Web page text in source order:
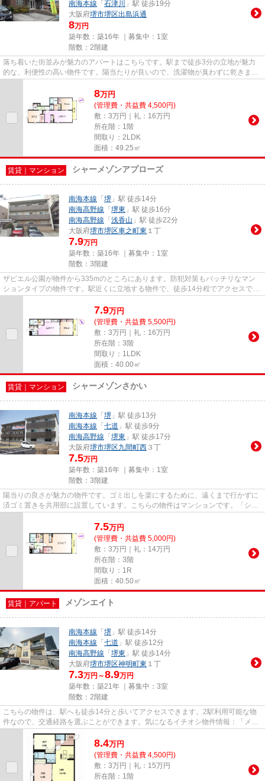
南海本線 「 石津川
」駅 徒歩19分
大阪府堺市堺区出島浜通
8万円
築年数：築16年 ｜募集中： 1室
階数：2階建
落ち着いた街並みが魅力のアパートはこちらです。駅まで徒歩3分の立地が魅力
的な、利便性の高い物件です。陽当たりが良いので、洗濯物が臭わずに乾きま
8万円
(管理費・共益費 4,500円)
敷：3万円｜礼：16万円
所在階：1階
間取り：2LDK
面積：49.25㎡
賃貸｜マンション シャーメゾンアプローズ
南海本線 「 堺 」駅 徒歩14分
南海高野線 「 堺東 」駅 徒歩16分
南海高野線 「 浅香山 」駅 徒歩22分
大阪府堺市堺区車之町東 １丁
7.9万円
築年数：築16年 ｜募集中： 1室
階数：3階建
ザビエル公園が物件から335mのところにあります。防犯対策もバッチリなマン
ションタイプの物件です。駅近くに立地する物件で、徒歩14分程でアクセスでき
7.9万円
(管理費・共益費 5,500円)
敷：3万円｜礼：16万円
所在階：3階
間取り：1LDK
面積：40.00㎡
賃貸｜マンション シャーメゾンさかい
南海本線 「 堺 」駅 徒歩13分
南海本線 「 七道 」駅 徒歩9分
南海高野線 「 堺東 」駅 徒歩17分
大阪府堺市堺区九間町西 ３丁
7.5万円
築年数：築16年 ｜募集中： 1室
階数：3階建
陽当りの良さが魅力の物件です。ゴミ出しを楽にするために、遠くまで行かずに
済ゴミ置きを共用部に設置しています。こちらの物件はマンションです。「シャ
7.5万円
(管理費・共益費 5,000円)
敷：3万円｜礼：14万円
所在階：3階
間取り：1R
面積：40.50㎡
賃貸｜アパート メゾンエイト
南海本線 「 堺 」駅 徒歩14分
南海本線 「 七道 」駅 徒歩12分
南海高野線 「 堺東 」駅 徒歩14分
大阪府堺市堺区神明町東 １丁
7.3万円～8.9万円
築年数：築21年 ｜募集中： 3室
階数：2階建
こちらの物件は、駅へも徒歩14分と歩いてアクセスできます。2駅利用可能な物
件なので、交通経路を選ぶことができます。気になるイチオシ物件情報：「メゾ
ンエイト」。より詳しい情報や...
8.4万円
(管理費・共益費 4,500円)
敷：3万円｜礼：15万円
所在階：1階